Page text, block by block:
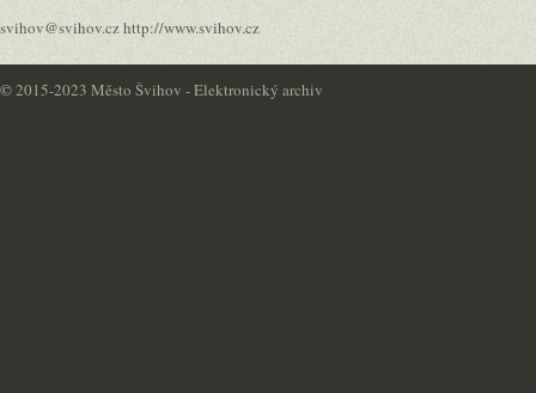
svihov@svihov.cz http://www.svihov.cz
©2015-2023 Město Švihov - Elektronický archiv